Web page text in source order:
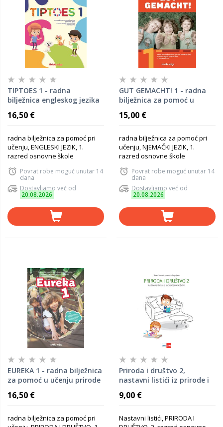
TIPTOES 1 - radna
bilježnica engleskog jezika
razredu osnovne škole
16,50 €
radna bilježnica za pomoć pri
učenju, ENGLESKI JEZIK, 1.
razred osnovne škole
Povrat robe moguć unutar 14
dana
Dostavljamo već od
20.08.2026
GUT GEMACHT! 1 - radna
bilježnica za pomoć u
prvom razredu osnovne
škole
15,00 €
radna bilježnica za pomoć pri
učenju, NJEMAČKI JEZIK, 1.
razred osnovne škole
Povrat robe moguć unutar 14
dana
Dostavljamo već od
20.08.2026
EUREKA 1 - radna bilježnica
za pomoć u učenju prirode
osnovne škole
16,50 €
radna bilježnica za pomoć pri
Priroda i društvo 2,
nastavni listići iz prirode i
osnovne škole
9,00 €
Nastavni listići, PRIRODA I